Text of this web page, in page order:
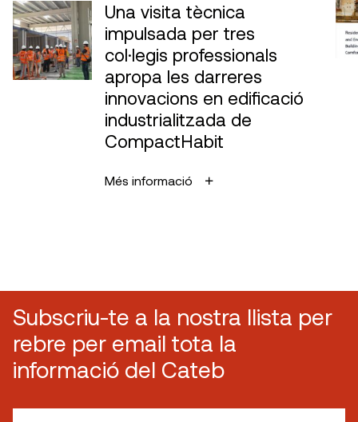
Una visita tècnica
impulsada per tres
col·legis professionals
apropa les darreres
innovacions en edificació
industrialitzada de
CompactHabit
Més informació
Subscriu-te a la nostra llista per
rebre per email tota la
informació del Cateb